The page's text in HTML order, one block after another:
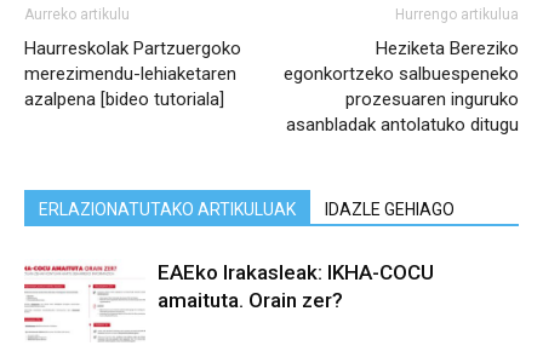
Aurreko artikulu
Haurreskolak Partzuergoko
merezimendu-lehiaketaren
azalpena [bideo tutoriala]
Hurrengo artikulua
Heziketa Bereziko
egonkortzeko salbuespeneko
prozesuaren inguruko
asanbladak antolatuko ditugu
ERLAZIONATUTAKO ARTIKULUAK IDAZLE GEHIAGO
EAEko Irakasleak: IKHA-COCU
amaituta. Orain zer?